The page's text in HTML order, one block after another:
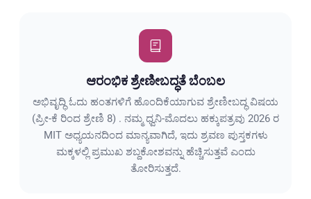
ಆರಂಭಿಕ ಶ್ರೇಣೀಬದ್ಧತೆ ಬೆಂಬಲ
ಅಭಿವೃದ್ಧಿ ಓದು ಹಂತಗಳಿಗೆ ಹೊಂದಿಕೆಯಾಗುವ ಶ್ರೇಣೀಬದ್ಧ ವಿಷಯ
(ಪ್ರೀ-ಕೆ ರಿಂದ ಶ್ರೇಣಿ 8) . ನಮ್ಮ ಧ್ವನಿ-ಮೊದಲು ಹಕ್ಕುಪತ್ರವು 2026 ರ
MIT ಅಧ್ಯಯನದಿಂದ ಮಾನ್ಯವಾಗಿದೆ, ಇದು ಶ್ರವಣ ಪುಸ್ತಕಗಳು
ಮಕ್ಕಳಲ್ಲಿ ಪ್ರಮುಖ ಶಬ್ದಕೋಶವನ್ನು ಹೆಚ್ಚಿಸುತ್ತವೆ ಎಂದು
ತೋರಿಸುತ್ತದೆ.